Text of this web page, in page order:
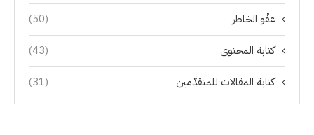
عفْو الخاطر (50)
كتابة المحتوى (43)
كتابة المقالات للمتقدّمين (31)